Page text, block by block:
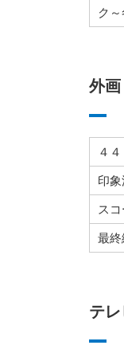
ク～
外画
４
印
ス
最終
テ